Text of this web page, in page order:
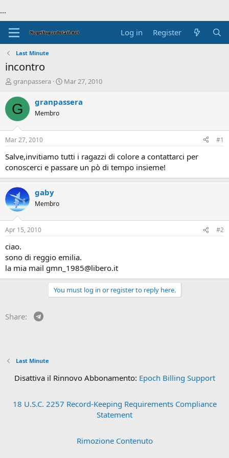
...
Log in Register
Last Minute
incontro
T
r
e
d
t
a
t
r
granpassera
S
a
t
e
Mar 27, 2010
G granpassera
Membro
Mar 27, 2010 #1
Salve,invitiamo tutti i ragazzi di colore a contattarci per
conoscerci e passare un pò di tempo insieme!
gaby
Membro
Apr 15, 2010 #2
ciao.
sono di reggio emilia.
la mia mail gmn_1985@libero.it
You must log in or register to reply here.
Share:
Last Minute
Disattiva il Rinnovo Abbonamento: Epoch Billing Support
18 U.S.C. 2257 Record-Keeping Requirements Compliance
Statement
Rimozione Contenuto